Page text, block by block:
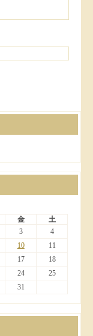
金
土
3
4
10
11
17
18
24
25
31